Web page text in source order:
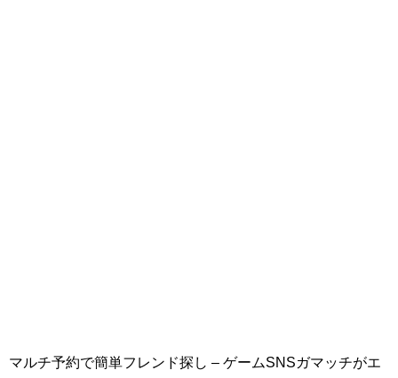
マルチ予約で簡単フレンド探し – ゲームSNSガマッチがエ